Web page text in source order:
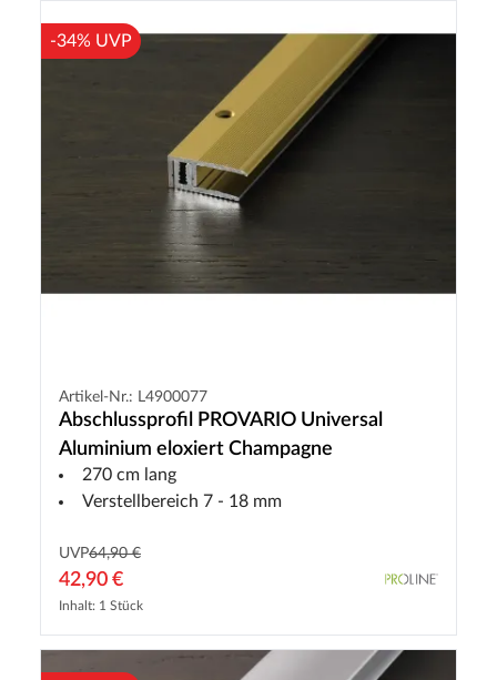
-34% UVP
Artikel-Nr.: L4900077
Abschlussprofil PROVARIO Universal
Aluminium eloxiert Champagne
270 cm lang
Verstellbereich 7 - 18 mm
UVP64,90 €
42,90 €
Inhalt: 1 Stück